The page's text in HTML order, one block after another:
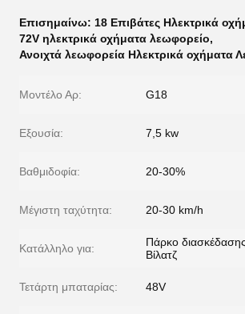
Επισημαίνω: 18 Επιβάτες Ηλεκτρικά
72V ηλεκτρικά οχήματα λεωφορείο,
Ανοιχτά λεωφορεία Ηλεκτρικά οχήματα
Μοντέλο Αρ: G18
Εξουσία: 7,5 kw
Βαθμιδοφία: 20-30%
Μέγιστη ταχύτητα: 20-30 km/h
Κατάλληλο για:
Πάρκο
Βίλατζ
Τετάρτη μπαταρίας: 48V